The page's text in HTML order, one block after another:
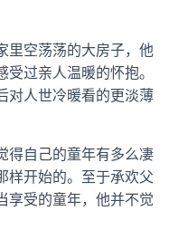
里空荡荡的大房子，他
过亲人温暖的怀抱。
对人世冷暖看的更淡薄
得自己的童年有多么凄
样开始的。至于承欢父
享受的童年，他并不觉